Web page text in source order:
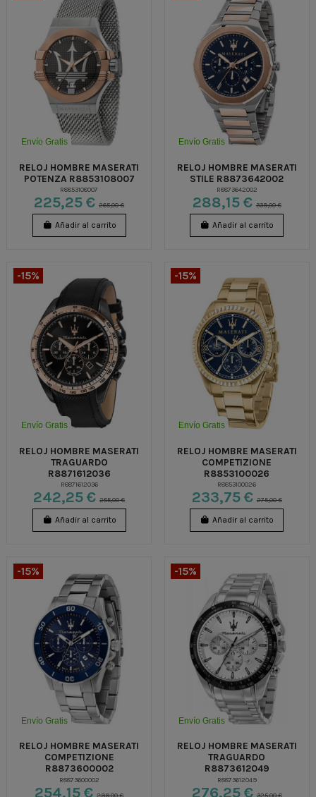
Envío Gratis
RELOJ HOMBRE MASERATI
POTENZA R8853108007
R8853108007
225,25 €265,00 €
Añadir al carrito
Envío Gratis
RELOJ HOMBRE MASERATI
STILE R8873642002
R8873642002
288,15 € 339,00 €
Añadir al carrito
Envío Gratis
-15%
RELOJ HOMBRE MASERATI
TRAGUARDO
R8871612036
R8871612036
242,25 €285,00 €
Añadir al carrito
Envío Gratis
-15%
RELOJ HOMBRE MASERATI
COMPETIZIONE
R8853100026
R8853100026
233,75 € 275,00 €
Añadir al carrito
Envío Gratis
-15%
RELOJ HOMBRE MASERATI
COMPETIZIONE
R8873600002
R8873600002
254,15 €299,00 €
Envío Gratis
-15%
RELOJ HOMBRE MASERATI
TRAGUARDO
R8873612049
R8873612049
276,25 € 325,00 €